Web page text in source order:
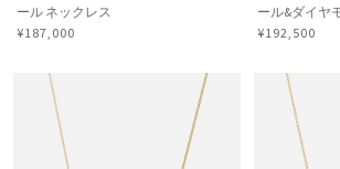
ール ネックレス
¥187,000
ール&ダイヤ
¥192,500